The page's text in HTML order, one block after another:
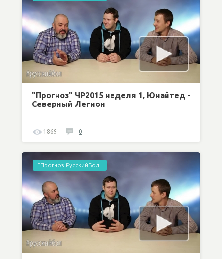
"Прогноз" ЧР2015 неделя 1, Юнайтед -
Северный Легион
1869 0
"Прогноз РусскийБол"